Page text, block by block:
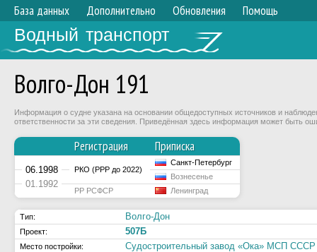
База данных Дополнительно Обновления Помощь
Водный транспорт
Волго-Дон 191
Информация о судне указана на основании общедоступных источников и
ответственности за эти сведения. Приведённая здесь информация может быть
Регистрация Приписка
06.1998 РКО (РРР до 2022)
Санкт-Петербург
01.1992
Вознесенье
РР РСФСР
Ленинград
Тип: Волго-Дон
Проект: 507Б
Место постройки: Судостроительный завод «Ока» МСП